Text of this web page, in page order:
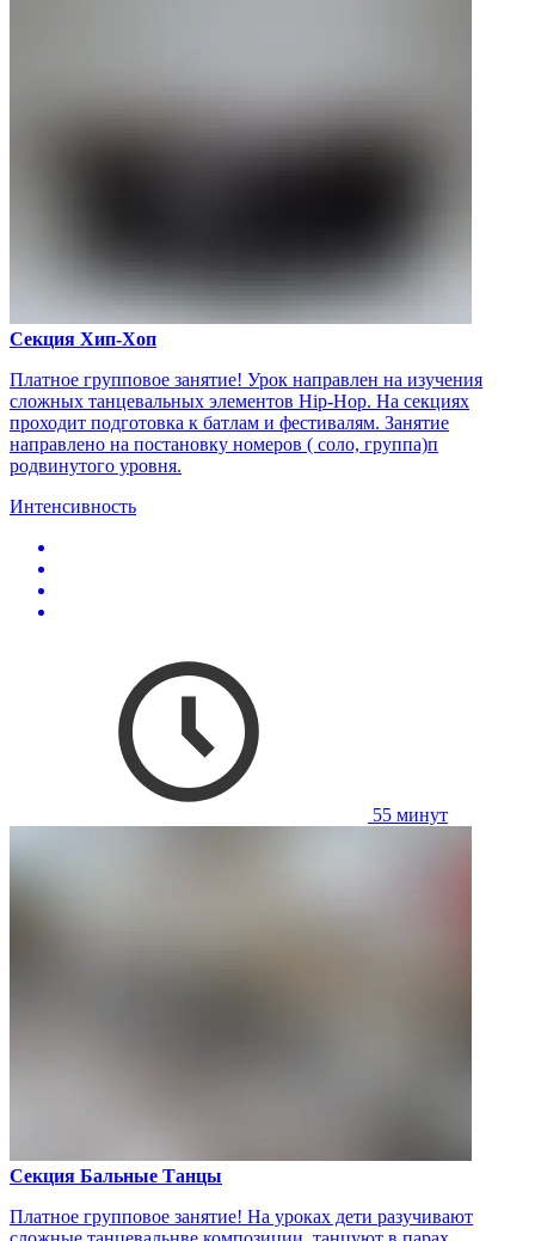
Секция Хип-Хоп
Платное групповое занятие! Урок направлен на изучения
сложных танцевальных элементов Hip-Hop. На секциях
проходит подготовка к батлам и фестивалям. Занятие
направлено на постановку номеров ( соло, группа)п
родвинутого уровня.
Интенсивность
55 минут
Секция Бальные Танцы
Платное групповое занятие! На уроках дети разучивают